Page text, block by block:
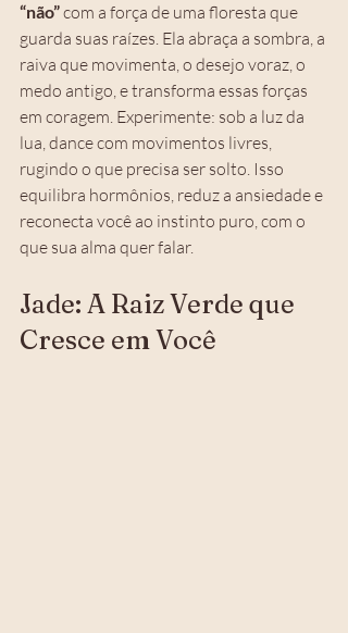
“não” com a força de uma floresta que
guarda suas raízes. Ela abraça a sombra, a
raiva que movimenta, o desejo voraz, o
medo antigo, e transforma essas forças
em coragem. Experimente: sob a luz da
lua, dance com movimentos livres,
rugindo o que precisa ser solto. Isso
equilibra hormônios, reduz a ansiedade e
reconecta você ao instinto puro, com o
que sua alma quer falar.
Jade: A Raiz Verde que
Cresce em Você